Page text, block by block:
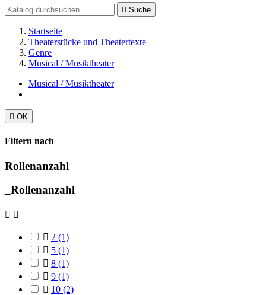
 Suche
Startseite
Theaterstücke und Theatertexte
Genre
Musical / Musiktheater
Musical / Musiktheater
 OK
Filtern nach
Rollenanzahl
_Rollenanzahl
 
 2 (1)
 5 (1)
 8 (1)
 9 (1)
 10 (2)